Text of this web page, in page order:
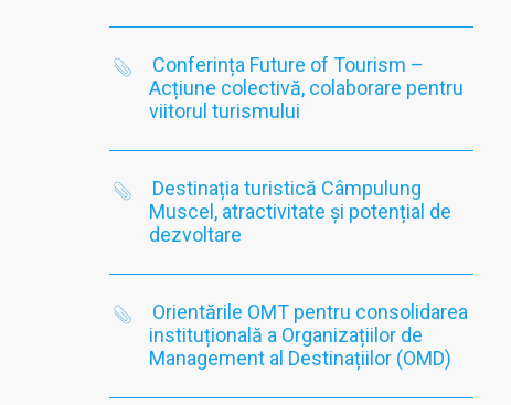
Conferința Future of Tourism –
Acțiune colectivă, colaborare pentru
viitorul turismului
Destinația turistică Câmpulung
Muscel, atractivitate și potențial de
dezvoltare
Orientările OMT pentru consolidarea
instituțională a Organizațiilor de
Management al Destinațiilor (OMD)